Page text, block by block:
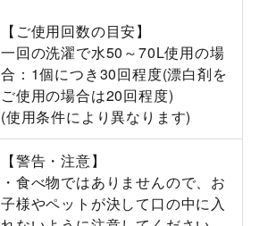
【ご使用回数の目安】
一回の洗濯で水50～70L使用の場
合：1個につき30回程度(漂白剤を
ご使用の場合は20回程度)
(使用条件により異なります)
【警告・注意】
・食べ物ではありませんので、お
子様やペットが決して口の中に入